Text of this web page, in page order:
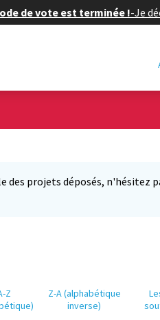
de vote est terminée !-Je
11
des projets déposés, n'hésitez
Z
Z-A (alphabétique
inverse)